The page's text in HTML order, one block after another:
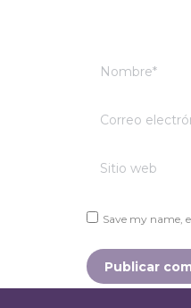
Nombre *
Correo
Sitio web
Save my name,
Publicar